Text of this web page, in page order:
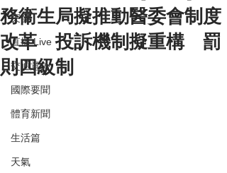
突發
直播 Live
交通意外
國際要聞
體育新聞
生活篇
天氣
務衞生局擬推動醫委會制度
改革 投訴機制擬重構 罰
則四級制